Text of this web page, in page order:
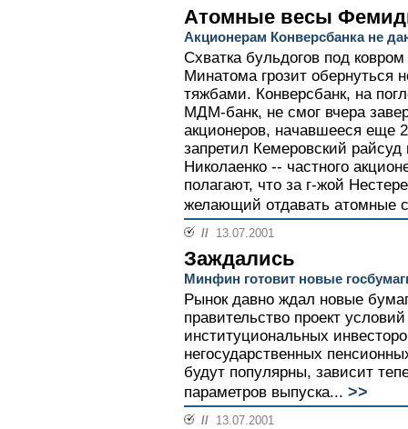
Атомные весы
Акционерам Конверсбанка не
Схватка бульдогов под
Минатома грозит обернуться
тяжбами. Конверсбанк, на
МДМ-банк, не смог вчера
акционеров, начавшееся еще
запретил Кемеровский
Николаенко -- частного
полагают, что за г-жой
желающий отдавать атомные
// 13.07.2001
Заждались
Минфин готовит новые
Рынок давно ждал новые
правительство проект
институциональных
негосударственных
будут популярны, зависит
параметров выпуска... >>
// 13.07.2001